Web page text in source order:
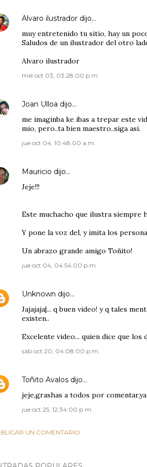
Alvaro ilustrador dijo…
muy entretenido tu sitio, hay un
Saludos de un ilustrador del otro
Alvaro ilustrador
mié oct 03, 03:28:00 p.m.
Joan Ulloa dijo…
me imaginba ke ibas a trepar este
mio, pero..ta bien maestro..siga asi.
jue oct 04, 10:48:00 a.m.
Mauricio dijo…
Jeje!!!
Este muchacho que ilustra siempre
Y pone la voz del, y imita los
Un abrazo grande amigo Toñito!
jue oct 04, 04:54:00 p.m.
Unknown dijo…
Jajajaja|... q buen video! y q tales
existen..
Excelente video... quien dice que los
sáb oct 20, 04:08:00 p.m.
Toñito Avalos dijo…
jeje,grashas a todos por
jue oct 25, 12:34:00 p.m.
UN COMENTARIO